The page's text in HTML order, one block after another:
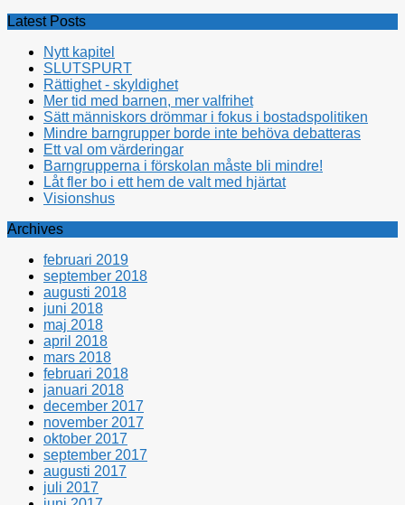
Latest Posts
Nytt kapitel
SLUTSPURT
Rättighet - skyldighet
Mer tid med barnen, mer valfrihet
Sätt människors drömmar i fokus i bostadspolitiken
Mindre barngrupper borde inte behöva debatteras
Ett val om värderingar
Barngrupperna i förskolan måste bli mindre!
Låt fler bo i ett hem de valt med hjärtat
Visionshus
Archives
februari 2019
september 2018
augusti 2018
juni 2018
maj 2018
april 2018
mars 2018
februari 2018
januari 2018
december 2017
november 2017
oktober 2017
september 2017
augusti 2017
juli 2017